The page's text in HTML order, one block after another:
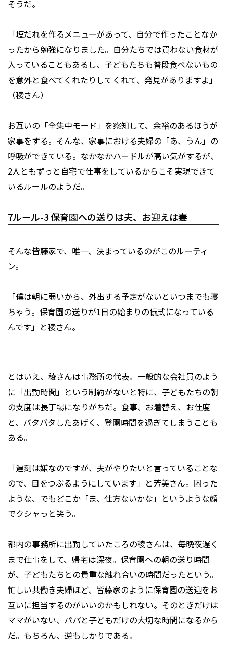
そうだ。
「塩だれを作るメニューがあって、自分で作ったことなか
ったから勉強になりました。自分たちでは買わない食材が
入っていることもあるし、子どもたちも普段食べないもの
を意外と食べてくれたりしてくれて、発見がありますよ」
（稜さん）
お互いの「全集中モード」を察知して、余裕のあるほうが
家事をする。そんな、家事における夫婦の「あ、うん」の
呼吸ができている。なかなかハードルが高い気がするが、
2人ともずっと自宅で仕事をしているからこそ実現できて
いるルールのようだ。
7ルール-3 保育園への送りは夫、お迎えは妻
そんな皆藤家で、唯一、決まっているのがこのルーティ
ン。
「僕は朝に弱いから、外出する予定がないといつまでも寝
ちゃう。保育園の送りが1日の始まりの儀式になっている
んです」と稜さん。
とはいえ、稜さんは事務所の代表。一般的な会社員のよう
に「出勤時間」という制約がないと特に、子どもたちの朝
の支度は長丁場になりがちだ。食事、お着替え、お仕度
と、バタバタしたあげく、登園時間を過ぎてしまうことも
ある。
「遅刻は嫌なのですが、夫がやりたいと言っていることな
ので、目をつぶるようにしています」と芳美さん。困った
ような、でもどこか「ま、仕方ないかな」というような顔
でクシャっと笑う。
都内の事務所に出勤していたころの稜さんは、毎晩夜遅く
まで仕事をして、帰宅は深夜。保育園への朝の送り時間
が、子どもたちとの貴重な触れ合いの時間だったという。
忙しい共働き夫婦ほど、皆藤家のように保育園の送迎をお
互いに担当するのがいいのかもしれない。そのときだけは
ママがいない、パパと子どもだけの大切な時間になるから
だ。もちろん、逆もしかりである。